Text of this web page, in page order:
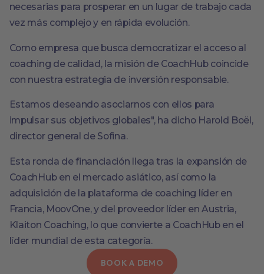
necesarias para prosperar en un lugar de trabajo cada
vez más complejo y en rápida evolución.
Como empresa que busca democratizar el acceso al
coaching de calidad, la misión de CoachHub coincide
con nuestra estrategia de inversión responsable.
Estamos deseando asociarnos con ellos para
impulsar sus objetivos globales", ha dicho Harold Boël,
director general de Sofina.
Esta ronda de financiación llega tras la expansión de
CoachHub en el mercado asiático, así como la
adquisición de la plataforma de coaching líder en
Francia, MoovOne, y del proveedor líder en Austria,
Klaiton Coaching, lo que convierte a CoachHub en el
líder mundial de esta categoría.
BOOK A DEMO